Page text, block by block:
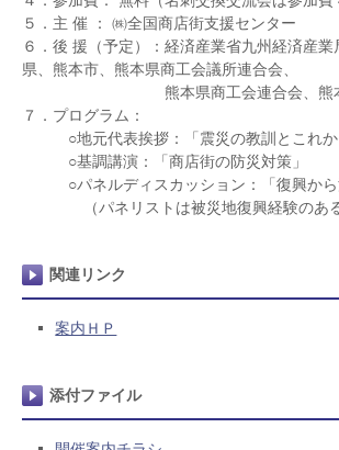
５．主 催 ： ㈱全国商店街支援センター
６．後 援（予定）：経済産業省九州経済産
県、熊本市、熊本県商工会議所連合会、
熊本県商工会連合会、熊本県中小
７．プログラム：
○地元代表挨拶：「震災の教訓とこれか
○基調講演：「商店街の防災対策」
○パネルディスカッション：「復興から
（パネリストは被災地復興経験のある
関連リンク
案内ＨＰ
添付ファイル